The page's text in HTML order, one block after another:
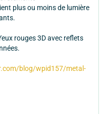
plus ou moins de lumière
rouges 3D avec reflets
blog/wpid157/metal-